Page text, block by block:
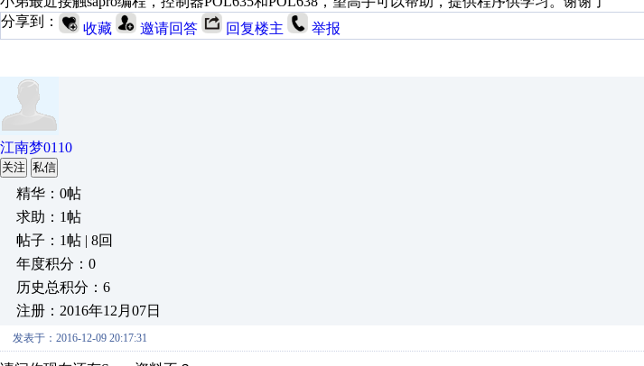
分享到：
收藏 邀请回答 回复楼主 举报
江南梦0110
关注 私信
精华：0帖
求助：1帖
帖子：1帖 | 8回
年度积分：0
历史总积分：6
注册：2016年12月07日
发表于：2016-12-09 20:17:31